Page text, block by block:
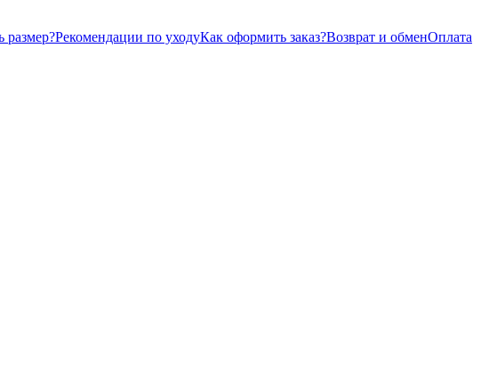
размер?Рекомендации по уходуКак оформить заказ?Возврат и обменОплата